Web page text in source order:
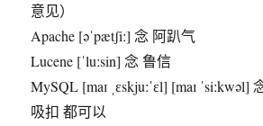
意见）
Apache [əˈpætʃiː] 念 阿趴气
Lucene [ˈluːsin] 念 鲁信
MySQL [maɪ ˌɛskjuːˈɛl] [maɪ
吸扣 都可以